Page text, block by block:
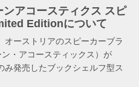
アコースティクス スピ
Editionについて
ーストリアのスピーカーブラ
・アコースティックス）が
発売したブックシェルフ型ス